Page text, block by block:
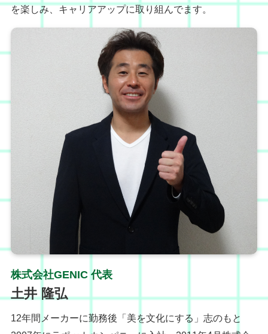
を楽しみ、キャリアアップに取り組んでます。
株式会社GENIC 代表
土井 隆弘
12年間メーカーに勤務後「美を文化にする」志のもと